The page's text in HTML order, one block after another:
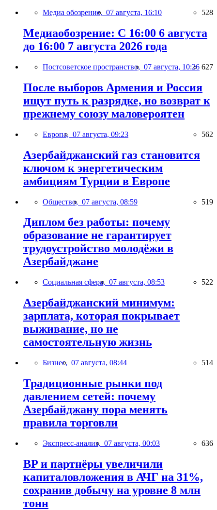
Медиа обозрение, 07 августа, 16:10 528
Медиаобозрение: С 16:00 6 августа
до 16:00 7 августа 2026 года
Постсоветское пространство, 07 августа, 10:26 627
После выборов Армения и Россия
ищут путь к разрядке, но возврат к
прежнему союзу маловероятен
Европа, 07 августа, 09:23 562
Азербайджанский газ становится
ключом к энергетическим
амбициям Турции в Европе
Общество, 07 августа, 08:59 519
Диплом без работы: почему
образование не гарантирует
трудоустройство молодёжи в
Азербайджане
Социальная сфера, 07 августа, 08:53 522
Азербайджанский минимум:
зарплата, которая покрывает
выживание, но не
самостоятельную жизнь
Бизнес, 07 августа, 08:44 514
Традиционные рынки под
давлением сетей: почему
Азербайджану пора менять
правила торговли
Экспресс-анализ, 07 августа, 00:03 636
BP и партнёры увеличили
капиталовложения в АЧГ на 31%,
сохранив добычу на уровне 8 млн
тонн